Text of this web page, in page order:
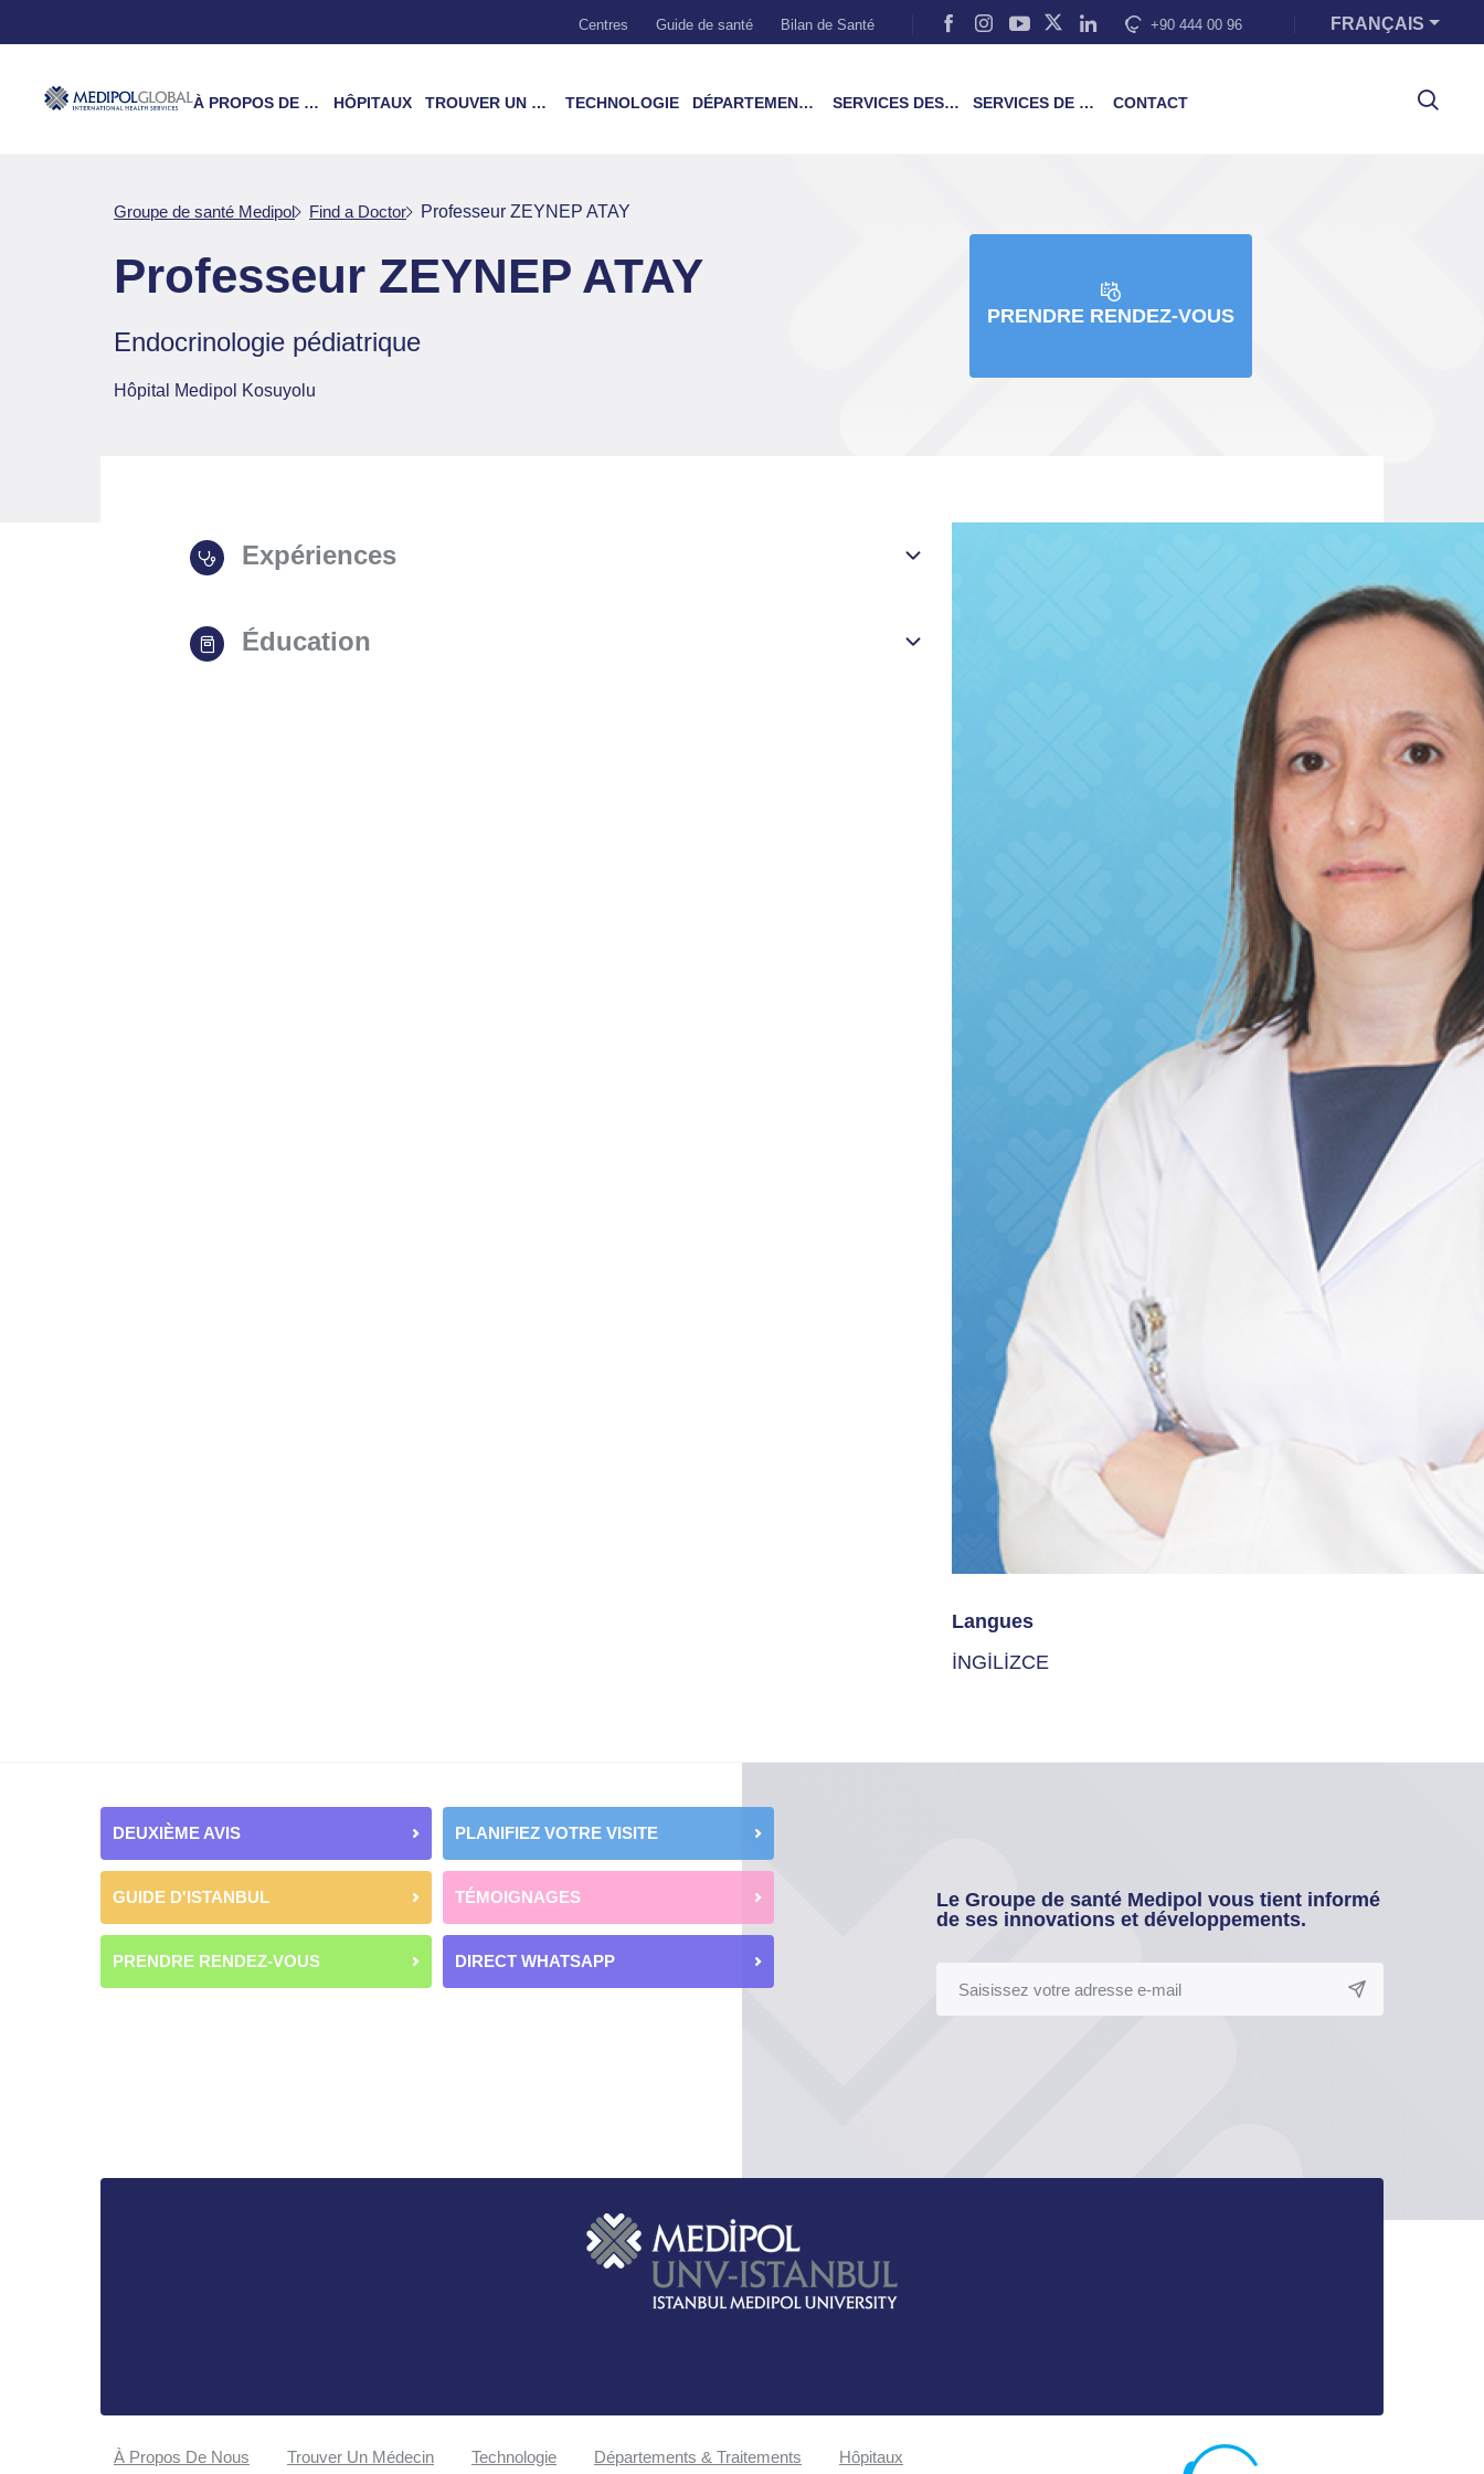
Centres Guide de santé Bilan de Santé +90 444 00 96 FRANÇAIS
À PROPOS DE NOUS HÔPITAUX TROUVER UN MÉDECIN TECHNOLOGIE DÉPARTEMENTS & TRAITEMENTS SERVICES DES PATIENTS SERVICES DE FORMATION CONTACT
Groupe de santé Medipol Find a Doctor Professeur ZEYNEP ATAY
Professeur ZEYNEP ATAY
Endocrinologie pédiatrique
Hôpital Medipol Kosuyolu
PRENDRE RENDEZ-VOUS
Langues
İNGİLİZCE
Expériences
Éducation
DEUXIÈME AVIS PLANIFIEZ VOTRE VISITE
GUIDE D'ISTANBUL TÉMOIGNAGES
PRENDRE RENDEZ-VOUS DIRECT WHATSAPP
Le Groupe de santé Medipol vous tient informé
de ses innovations et développements.
À Propos De Nous Trouver Un Médecin Technologie Départements & Traitements Hôpitaux